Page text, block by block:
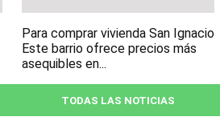
Para comprar vivienda San Ignacio
Este barrio ofrece precios más
asequibles en...
TODAS LAS NOTICIAS